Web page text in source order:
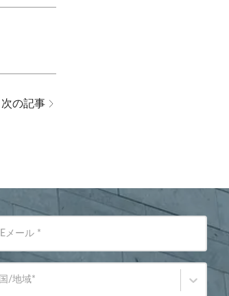
次の記事
Eメール *
国/地域*